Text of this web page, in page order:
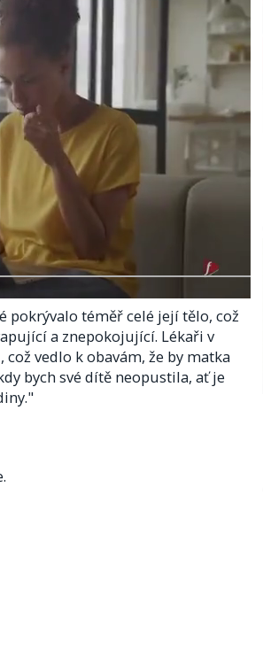
pokrývalo téměř celé její tělo, což
a znepokojující. Lékaři v
vedlo k obavám, že by matka
bych své dítě neopustila, ať je